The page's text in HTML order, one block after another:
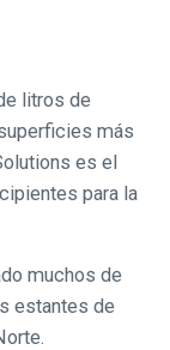
litros de
más
es el
para la
muchos de
estantes de